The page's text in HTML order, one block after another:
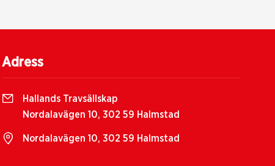
Adress
Hallands Travsällskap
Nordalavägen 10, 302 59 Halmstad
Nordalavägen 10, 302 59 Halmstad